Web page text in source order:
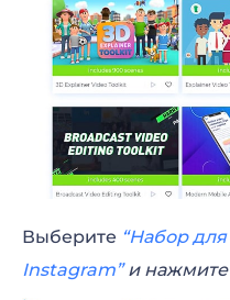
Выберите “Набор
Instagram”и нажмите